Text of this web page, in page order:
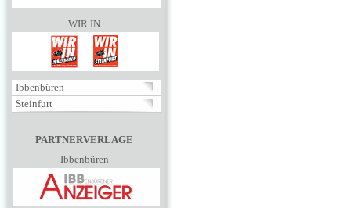
WIR IN
Ibbenbüren
Steinfurt
PARTNERVERLAGE
Ibbenbüren